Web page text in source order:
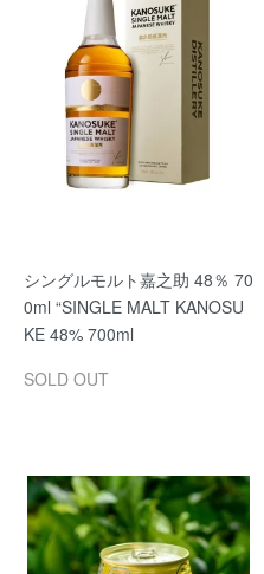
シングルモルト嘉之助 48％ 70
0ml “SINGLE MALT KANOSU
KE 48% 700ml
SOLD OUT